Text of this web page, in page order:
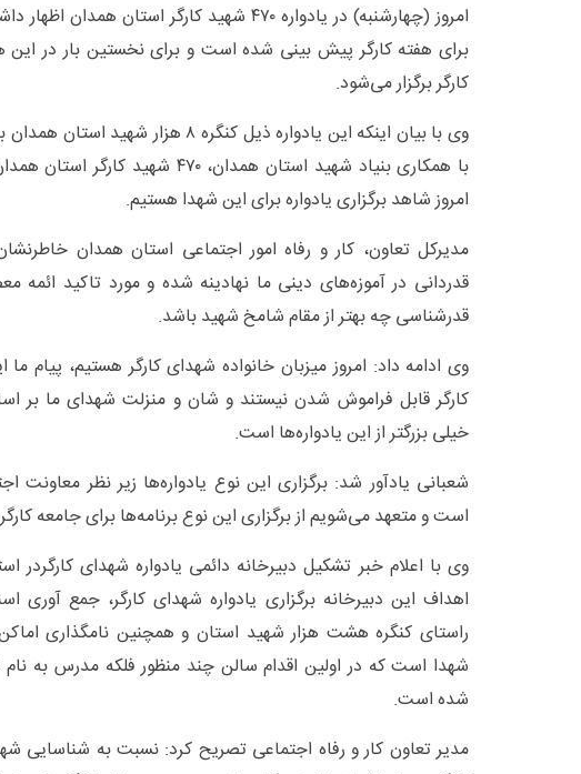
برای هفته کارگر پیش بینی شده است و برای نخستین بار در این
کارگر برگزار می‌شود.
وی با بیان اینکه این یادواره ذیل کنگره ۸ هزار
با همکاری بنیاد شهید استان همدان، ۴۷۰
امروز شاهد برگزاری یادواره برای این شهدا هستیم.
مدیرکل تعاون، کار و رفاه امور اجتماعی استان همدان
قدردانی در آموزه‌های دینی ما نهادینه شده و مورد تاکید
قدرشناسی چه بهتر از مقام شامخ شهید باشد.
وی ادامه داد: امروز میزبان خانواده شهدای کارگر هستیم، پیام
کارگر قابل فراموش شدن نیستند و شان و منزلت شهدای ما بر
خیلی بزرگتر از این یادواره‌ها است.
شعبانی یادآور شد: برگزاری این نوع یادواره‌ها زیر نظر معاونت
است و متعهد می‌شویم از برگزاری این نوع برنامه‌ها برای جامعه
وی با اعلام خبر تشکیل دبیرخانه دائمی یادواره شهدای کارگردر
اهداف این دبیرخانه برگزاری یادواره شهدای کارگر، جمع آوری
راستای کنگره هشت هزار شهید استان و همچنین نامگذاری
شهدا است که در اولین اقدام سالن چند منظور فلکه مدرس به نام
شده است.
مدیر تعاون کار و رفاه اجتماعی تصریح کرد: نسبت به